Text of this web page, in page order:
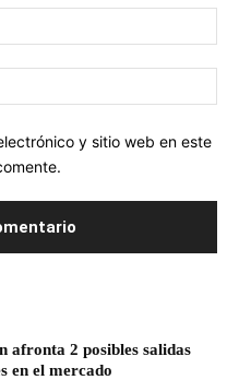
y sitio web en este
afronta 2 posibles salidas
en el mercado